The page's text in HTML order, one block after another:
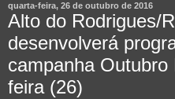
quarta-feira, 26 de outubro de 2016
Alto do Rodrigues/
desenvolverá
campanha
feira (26)